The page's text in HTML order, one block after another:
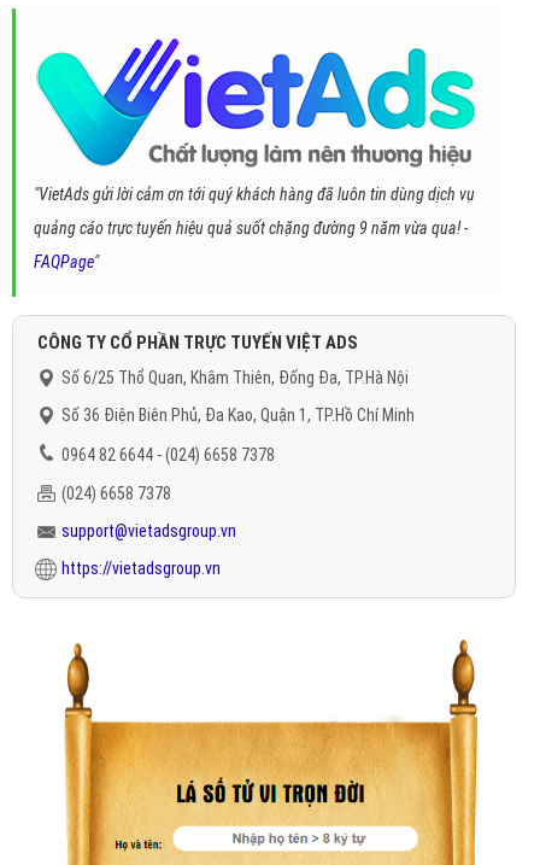
"VietAds gửi lời cảm ơn tới quý khách hàng đã luôn tin dùng dịch vụ
quảng cáo trực tuyến hiệu quả suốt chặng đường 9 năm vừa qua! -
FAQPage"
CÔNG TY CỔ PHẦN TRỰC TUYẾN VIỆT ADS
Số 6/25 Thổ Quan, Khâm Thiên, Đống Đa, TP.Hà Nội
Số 36 Điện Biên Phủ, Đa Kao, Quận 1, TP.Hồ Chí Minh
0964 82 6644 - (024) 6658 7378
(024) 6658 7378
support@vietadsgroup.vn
https://vietadsgroup.vn